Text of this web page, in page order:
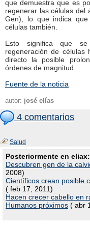
que demuestra que es
regenerar las células del
Gen), lo que indica
células también.
Esto significa que
regeneración de células
directo la posible
órdenes de magnitud.
Fuente de la noticia
autor: josé elías
4 comentarios
Salud
Posteriormente en eliax:
Descubren gen de la
2008)
Científicos crean posible
( feb 17, 2011)
Hacen crecer cabello en
Humanos próximos ( abr